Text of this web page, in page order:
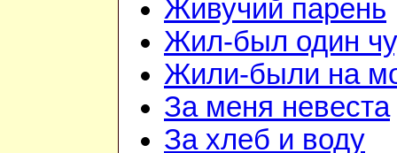
Живучий парень
Жил-был один
Жили-были на
За меня невеста
За хлеб и воду